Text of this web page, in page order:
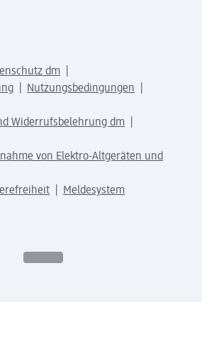
dm
Nutzungsbedingungen
Widerrufsbelehrung dm
von Elektro-Altgeräten und
Meldesystem